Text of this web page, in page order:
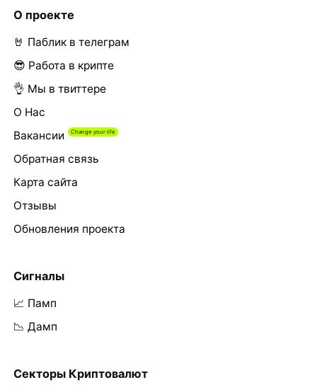
О проекте
🤘 Паблик в телеграм
😎 Работа в крипте
👌 Мы в твиттере
О Нас
Вакансии
Обратная связь
Карта сайта
Отзывы
Обновления проекта
Сигналы
📈 Памп
📉 Дамп
Секторы Криптовалют